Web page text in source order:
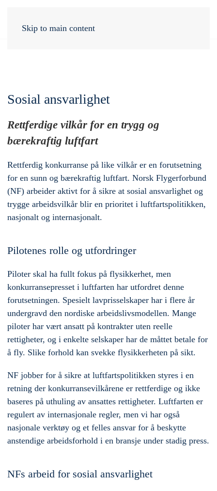
Skip to main content
Sosial ansvarlighet
Rettferdige vilkår for en trygg og
bærekraftig luftfart
Rettferdig konkurranse på like vilkår er en forutsetning
for en sunn og bærekraftig luftfart. Norsk Flygerforbund
(NF) arbeider aktivt for å sikre at sosial ansvarlighet og
trygge arbeidsvilkår blir en prioritet i luftfartspolitikken,
nasjonalt og internasjonalt.
Pilotenes rolle og utfordringer
Piloter skal ha fullt fokus på flysikkerhet, men
konkurransepresset i luftfarten har utfordret denne
forutsetningen. Spesielt lavprisselskaper har i flere år
undergravd den nordiske arbeidslivsmodellen. Mange
piloter har vært ansatt på kontrakter uten reelle
rettigheter, og i enkelte selskaper har de måttet betale for
å fly. Slike forhold kan svekke flysikkerheten på sikt.
NF jobber for å sikre at luftfartspolitikken styres i en
retning der konkurransevilkårene er rettferdige og ikke
baseres på uthuling av ansattes rettigheter. Luftfarten er
regulert av internasjonale regler, men vi har også
nasjonale verktøy og et felles ansvar for å beskytte
anstendige arbeidsforhold i en bransje under stadig press.
NFs arbeid for sosial ansvarlighet